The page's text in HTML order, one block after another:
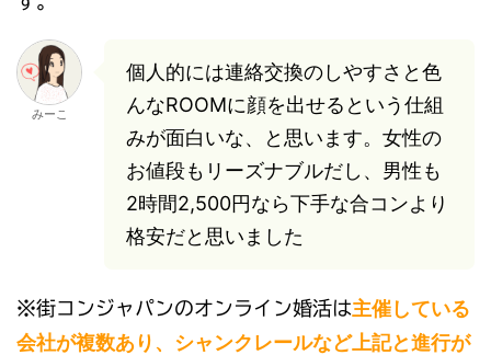
みーこ
個人的には連絡交換のしやすさと色
んなROOMに顔を出せるという仕組
みが面白いな、と思います。女性の
お値段もリーズナブルだし、男性も
2時間2,500円なら下手な合コンより
格安だと思いました
※街コンジャパンのオンライン婚活は主催している
会社が複数あり、シャンクレールなど上記と進行が